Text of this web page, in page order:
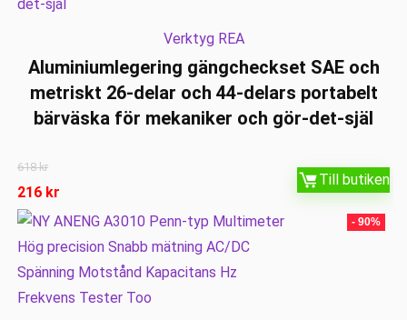
Verktyg REA
Aluminiumlegering gängcheckset SAE och
metriskt 26-delar och 44-delars portabelt
bärväska för mekaniker och gör-det-själ
618kr
216 kr
Till butiken
- 90%